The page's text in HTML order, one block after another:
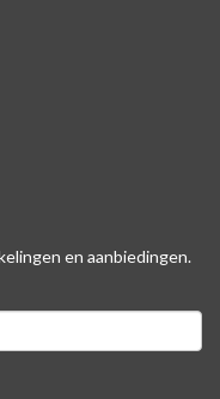
en aanbiedingen.